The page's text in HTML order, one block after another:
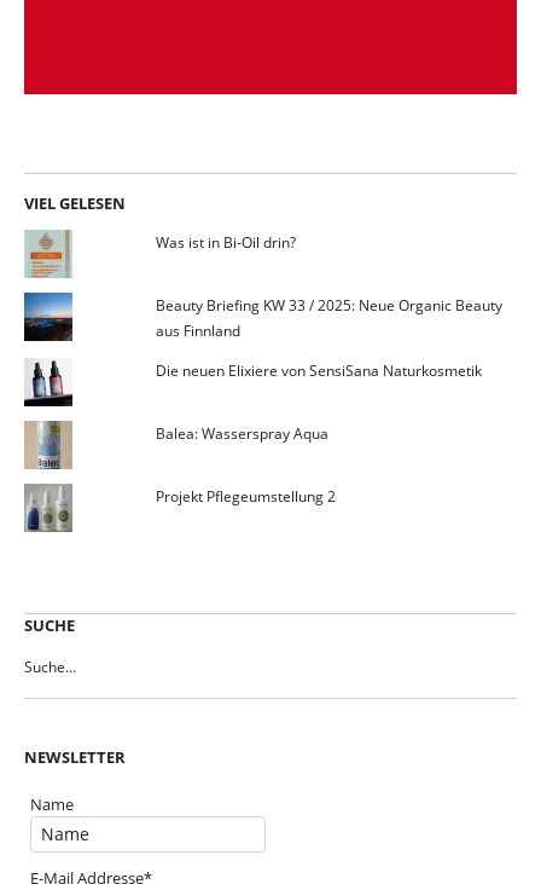
VIEL GELESEN
Was ist in Bi-Oil drin?
Beauty Briefing KW 33 / 2025: Neue Organic Beauty
aus Finnland
Die neuen Elixiere von SensiSana Naturkosmetik
Balea: Wasserspray Aqua
Projekt Pflegeumstellung 2
SUCHE
NEWSLETTER
Name
E-Mail Addresse*